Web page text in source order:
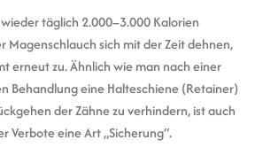
täglich 2.000–3.000 Kalorien
Magenschlauch sich mit der Zeit dehnen,
erneut zu. Ähnlich wie man nach einer
Behandlung eine Halteschiene (Retainer)
der Zähne zu verhindern, ist auch
Verbote eine Art „Sicherung“.